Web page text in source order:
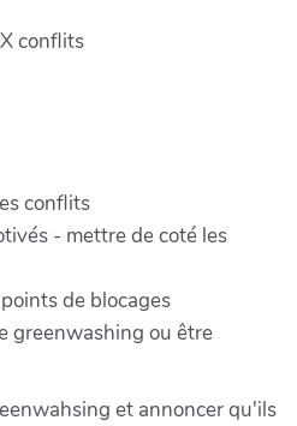
conflits
conflits
- mettre de coté les
de blocages
greenwashing ou être
et annoncer qu'ils